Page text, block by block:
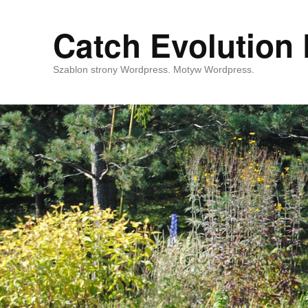
Catch Evolution
Szablon strony Wordpress. Motyw Wordpress.